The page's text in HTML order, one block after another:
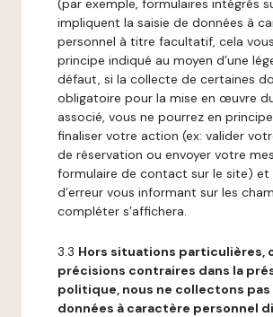
(par exemple, formulaires intégrés
impliquent la saisie de données à
personnel à titre facultatif, cela
principe indiqué au moyen d’une
défaut, si la collecte de certaines
obligatoire pour la mise en œuvre
associé, vous ne pourrez en
finaliser votre action (ex: valider
de réservation ou envoyer votre
formulaire de contact sur le site) et
d’erreur vous informant sur les
compléter s’affichera.
3.3 Hors situations particulières,
précisions contraires dans la
politique, nous ne collectons pas
données à caractère personnel